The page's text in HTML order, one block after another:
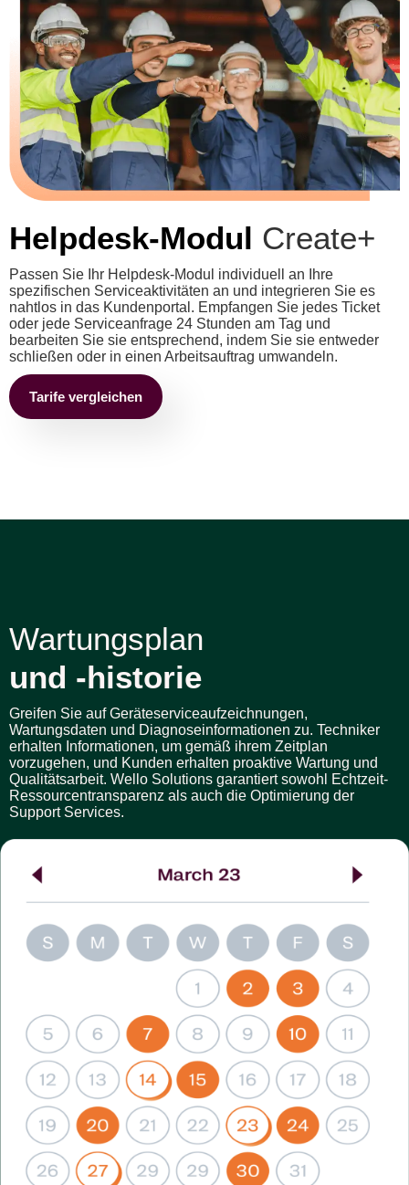
Helpdesk-Modul Create+
Passen Sie Ihr Helpdesk-Modul individuell an Ihre
spezifischen Serviceaktivitäten an und integrieren Sie es
nahtlos in das Kundenportal. Empfangen Sie jedes Ticket
oder jede Serviceanfrage 24 Stunden am Tag und
bearbeiten Sie sie entsprechend, indem Sie sie entweder
schließen oder in einen Arbeitsauftrag umwandeln.
Tarife vergleichen
Wartungsplan
und -historie
Greifen Sie auf Geräteserviceaufzeichnungen,
Wartungsdaten und Diagnoseinformationen zu. Techniker
erhalten Informationen, um gemäß ihrem Zeitplan
vorzugehen, und Kunden erhalten proaktive Wartung und
Qualitätsarbeit. Wello Solutions garantiert sowohl Echtzeit-
Ressourcentransparenz als auch die Optimierung der
Support Services.